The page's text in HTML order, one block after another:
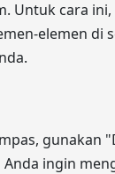
Untuk cara
elemen
ingin